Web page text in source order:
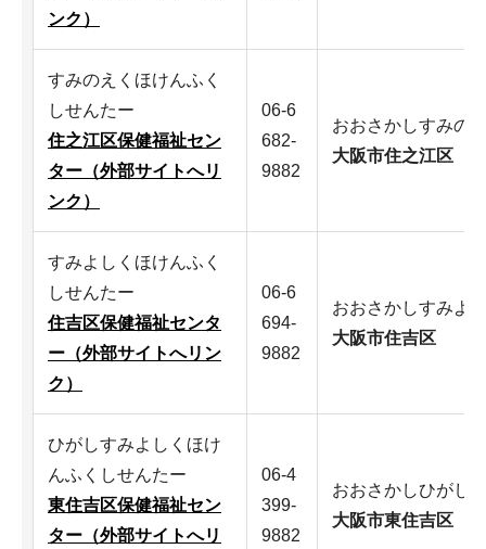
ンク）
すみのえくほけんふく
しせんたー
住之江区保健福祉セン
ター（外部サイトへリ
ンク）
06-6
682-
9882
おおさかしすみの
大阪市住之江区
すみよしくほけんふく
しせんたー
住吉区保健福祉センタ
ー（外部サイトへリン
ク）
06-6
694-
9882
おおさかしすみよ
大阪市住吉区
ひがしすみよしくほけ
んふくしせんたー
東住吉区保健福祉セン
ター（外部サイトへリ
06-4
399-
9882
おおさかしひがし
大阪市東住吉区